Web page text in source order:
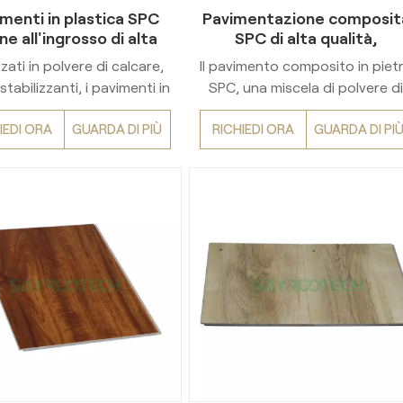
in plastica SPC
all'ingrosso di alta
facili da installare
in polvere di calcare,
i pavimenti in
hanno una struttura
(superficie trattata
decorazioni in vinile,
a incastro, sono adatti
spazi residenziali che
commerciali.
ORA GUARDA DI PIÙ
Pavimentazione
SPC di alta qualità,
elegante e di facile
manutenzione
Il pavimento composito in
SPC, una miscela di polvere di
calcare, PVC e stabilizzanti, è
caratterizzato da una struttura
a 4 strati (strato di usura,
sistema di aggancio a scatto, è
adatto sia per uso domestico
che commerciale.
RICHIEDI ORA GUARDA DI PIÙ